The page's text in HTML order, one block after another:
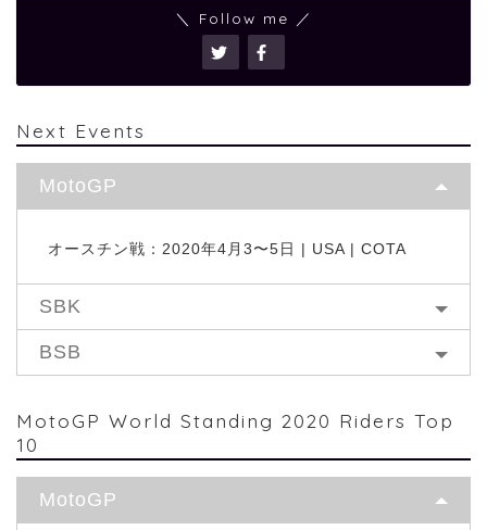
＼ Follow me ／
Next Events
MotoGP
オースチン戦：2020年4月3〜5日 | USA | COTA
SBK
BSB
MotoGP World Standing 2020 Riders Top
10
MotoGP